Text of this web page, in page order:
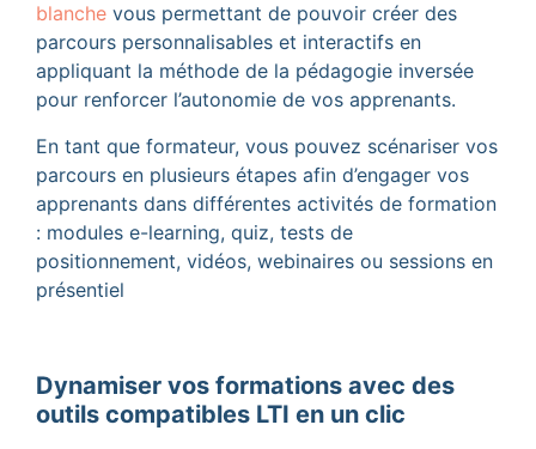
blanche vous permettant de pouvoir créer des
parcours personnalisables et interactifs en
appliquant la méthode de la pédagogie inversée
pour renforcer l’autonomie de vos apprenants.
En tant que formateur, vous pouvez scénariser vos
parcours en plusieurs étapes afin d’engager vos
apprenants dans différentes activités de formation
: modules e-learning, quiz, tests de
positionnement, vidéos, webinaires ou sessions en
présentiel
Dynamiser vos formations avec des
outils compatibles LTI en un clic